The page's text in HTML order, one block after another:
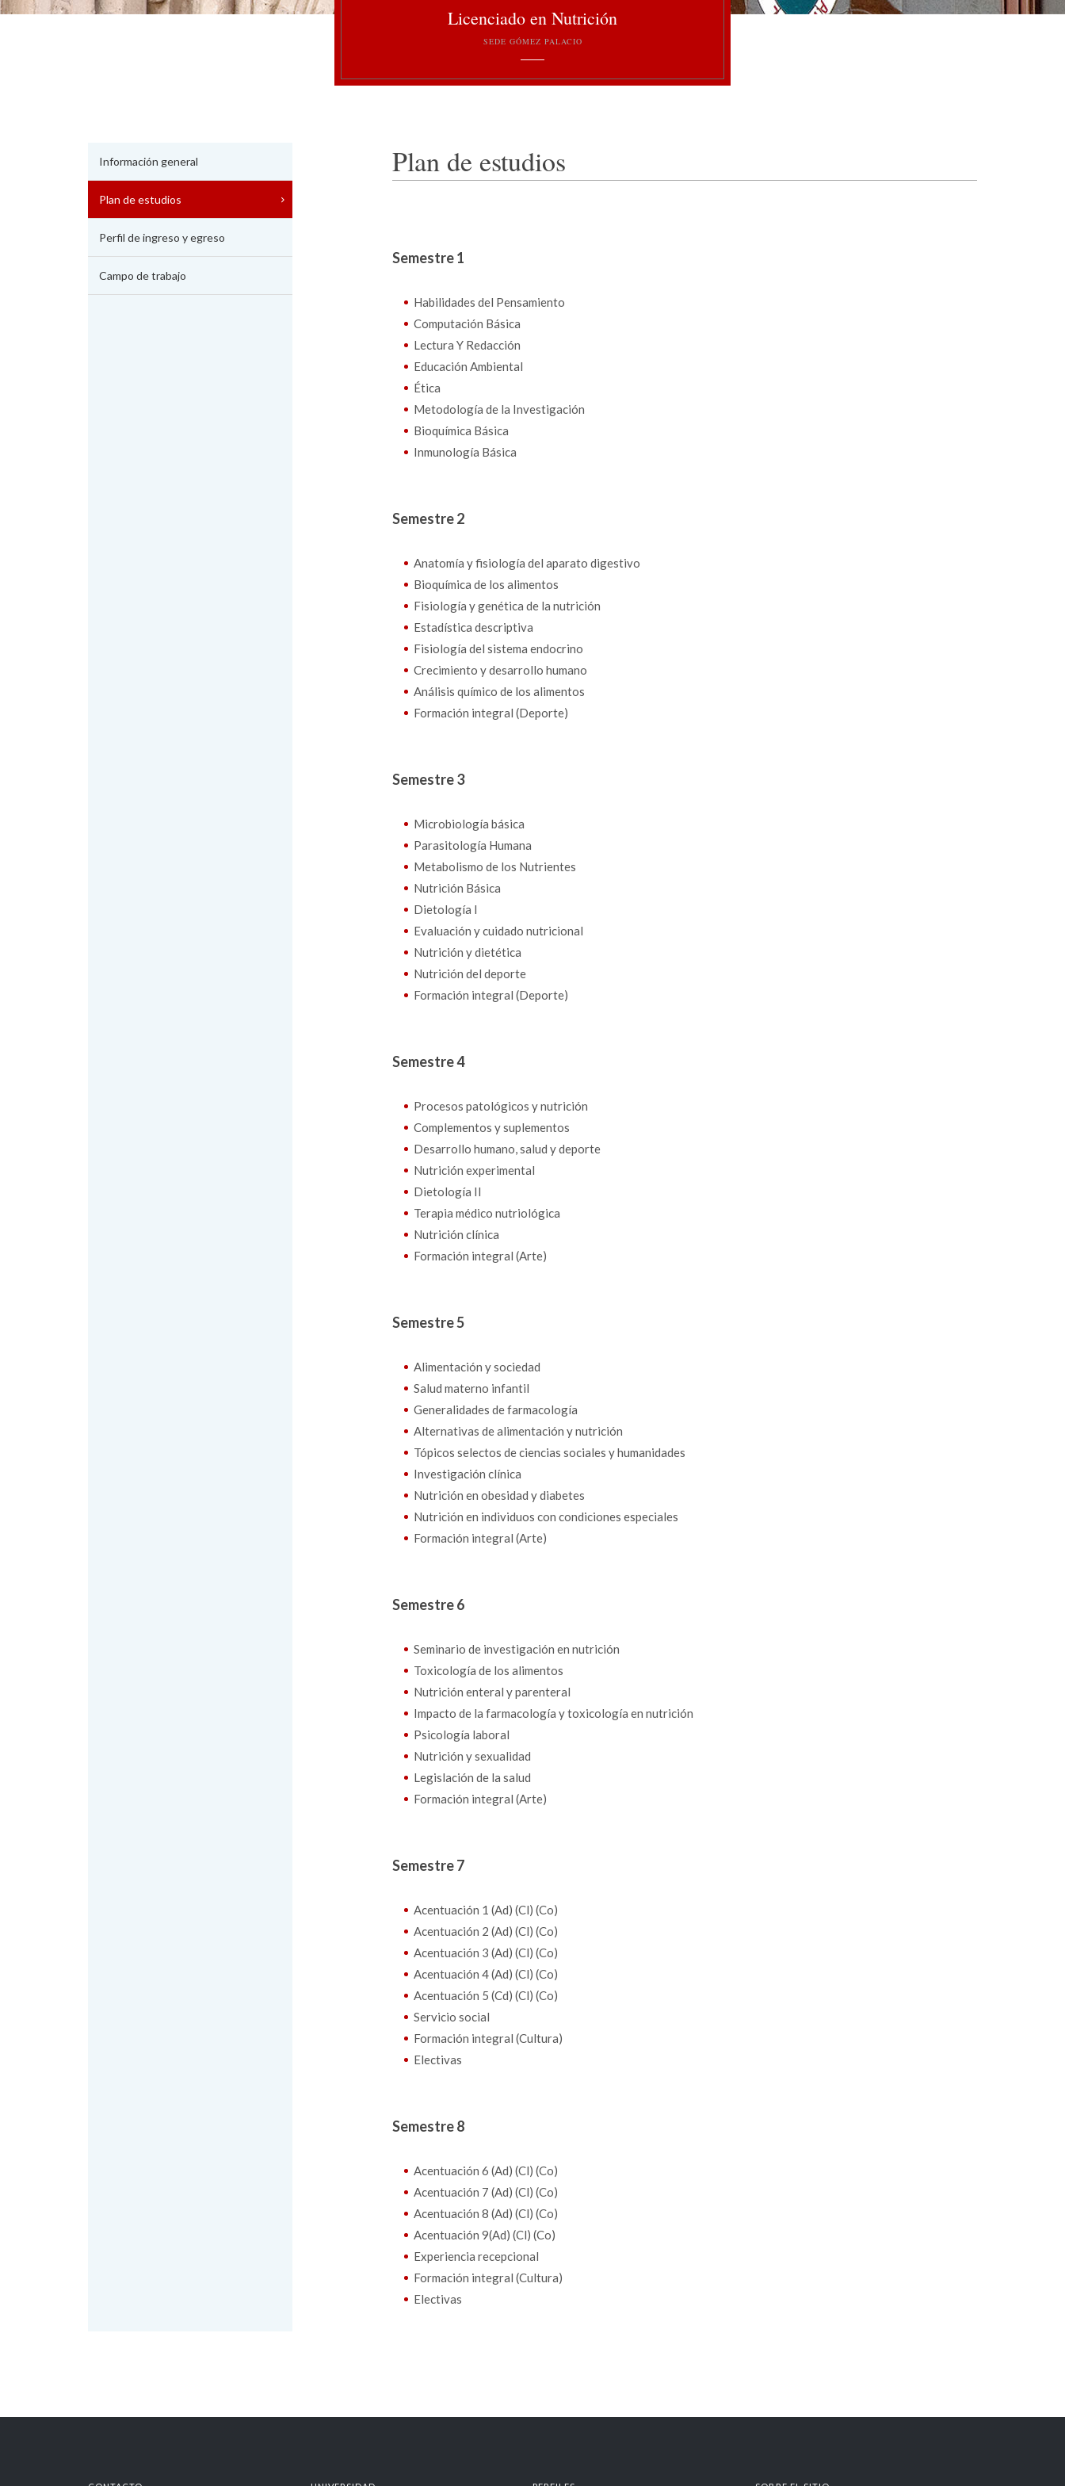
Licenciado en Nutrición
SEDE GÓMEZ PALACIO
Información general
Plan de estudios
Perfil de ingreso y egreso
Campo de trabajo
Plan de estudios
Semestre 1
Habilidades del Pensamiento
Computación Básica
Lectura Y Redacción
Educación Ambiental
Ética
Metodología de la Investigación
Bioquímica Básica
Inmunología Básica
Semestre 2
Anatomía y fisiología del aparato digestivo
Bioquímica de los alimentos
Fisiología y genética de la nutrición
Estadística descriptiva
Fisiología del sistema endocrino
Crecimiento y desarrollo humano
Análisis químico de los alimentos
Formación integral (Deporte)
Semestre 3
Microbiología básica
Parasitología Humana
Metabolismo de los Nutrientes
Nutrición Básica
Dietología I
Evaluación y cuidado nutricional
Nutrición y dietética
Nutrición del deporte
Formación integral (Deporte)
Semestre 4
Procesos patológicos y nutrición
Complementos y suplementos
Desarrollo humano, salud y deporte
Nutrición experimental
Dietología II
Terapia médico nutriológica
Nutrición clínica
Formación integral (Arte)
Semestre 5
Alimentación y sociedad
Salud materno infantil
Generalidades de farmacología
Alternativas de alimentación y nutrición
Tópicos selectos de ciencias sociales y humanidades
Investigación clínica
Nutrición en obesidad y diabetes
Nutrición en individuos con condiciones especiales
Formación integral (Arte)
Semestre 6
Seminario de investigación en nutrición
Toxicología de los alimentos
Nutrición enteral y parenteral
Impacto de la farmacología y toxicología en nutrición
Psicología laboral
Nutrición y sexualidad
Legislación de la salud
Formación integral (Arte)
Semestre 7
Acentuación 1 (Ad) (Cl) (Co)
Acentuación 2 (Ad) (Cl) (Co)
Acentuación 3 (Ad) (Cl) (Co)
Acentuación 4 (Ad) (Cl) (Co)
Acentuación 5 (Cd) (Cl) (Co)
Servicio social
Formación integral (Cultura)
Electivas
Semestre 8
Acentuación 6 (Ad) (Cl) (Co)
Acentuación 7 (Ad) (Cl) (Co)
Acentuación 8 (Ad) (Cl) (Co)
Acentuación 9(Ad) (Cl) (Co)
Experiencia recepcional
Formación integral (Cultura)
Electivas